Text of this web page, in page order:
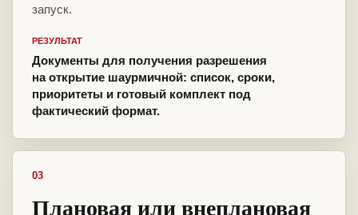
запуск.
РЕЗУЛЬТАТ
Документы для получения разрешения
на открытие шаурмичной: список, сроки,
приоритеты и готовый комплект под
фактический формат.
03
Плановая или внеплановая